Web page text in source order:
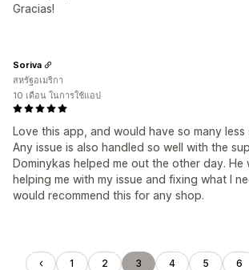
Gracias!
Love this app, and would have so many less
Any issue is also handled so well with the
Dominykas helped me out the other day. He
helping me with my issue and fixing what I
would recommend this for any shop.
Soriva
สหรัฐอเมริกา
10 เดือน ในการใช้แอป
1 2 3 4 5 6